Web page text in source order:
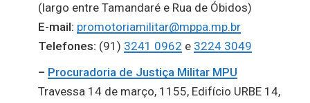
(largo entre Tamandaré e Rua de Óbidos)
E-mail: promotoriamilitar@mppa.mp.br
Telefones: (91) 3241 0962 e 3224 3049
– Procuradoria de Justiça Militar MPU
Travessa 14 de março, 1155, Edifício URBE 14,